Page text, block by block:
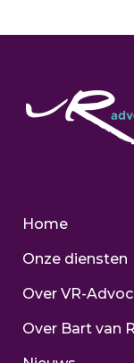
Home
Onze diensten
Over VR-
Over Bart van